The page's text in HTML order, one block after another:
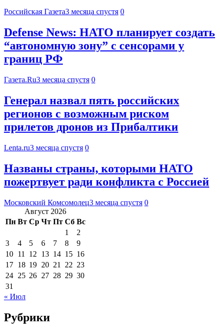
Российская Газета3 месяца спустя 0
Defense News: НАТО планирует создать
“автономную зону” с сенсорами у
границ РФ
Газета.Ru3 месяца спустя 0
Генерал назвал пять российских
регионов с возможным риском
прилетов дронов из Прибалтики
Lenta.ru3 месяца спустя 0
Названы страны, которыми НАТО
пожертвует ради конфликта с Россией
Московский Комсомолец3 месяца спустя 0
Август 2026
Пн Вт Ср Чт Пт Сб Вс
1
2
3
4 5 6 7 8
9
10 11 12 13 14 15 16
17 18 19 20 21 22 23
24 25 26 27 28 29 30
31
« Июл
Рубрики